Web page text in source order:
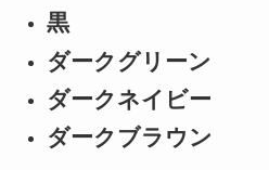
黒
ダークグリーン
ダークネイビー
ダークブラウン